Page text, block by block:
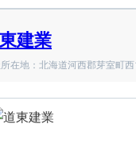
建業
在地：北海道河西郡芽室町